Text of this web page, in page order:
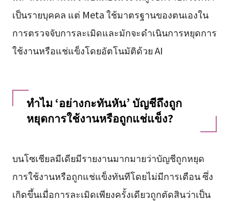
เป็นรายบุคคล แต่ Meta ใช้มาตรฐานของตนเองใน
การตรวจจับการละเมิดและมักจะดำเนินการหยุดการ
ใช้งานหรือแช่แข็งโดยอัตโนมัติด้วย AI
ทำไม ‘อย่างกะทันหัน’ บัญชีถึงถูก
หยุดการใช้งานหรือถูกแช่แข็ง?
บนโซเชียลมีเดียมีรายงานมากมายว่าบัญชีถูกหยุด
การใช้งานหรือถูกแช่แข็งทันทีโดยไม่มีการเตือน ซึ่ง
เกิดขึ้นเมื่อการละเมิดเพียงครั้งเดียวถูกตัดสินว่าเป็น